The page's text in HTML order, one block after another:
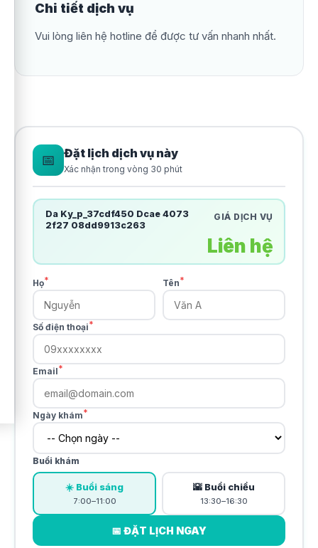
Chi tiết dịch vụ
Vui lòng liên hệ hotline để được tư vấn nhanh nhất.
📅 Đặt lịch dịch vụ này
Xác nhận trong vòng 30 phút
Da Ky_p_37cdf450 Dcae 4073
2f27 08dd9913c263
GIÁ DỊCH VỤ
Liên hệ
Họ* Tên*
Số điện thoại*
Email*
Ngày khám*
Buổi khám
☀️ Buổi sáng
7:00–11:00
🌇 Buổi chiều
13:30–16:30
📅 ĐẶT LỊCH NGAY